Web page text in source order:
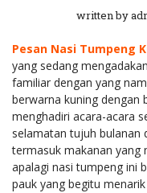
written by
Pesan Nasi Tumpeng
yang sedang
familiar dengan yang
berwarna kuning dengan
menghadiri acara-acara
selamatan tujuh bulanan
termasuk makanan yang
apalagi nasi tumpeng ini
pauk yang begitu